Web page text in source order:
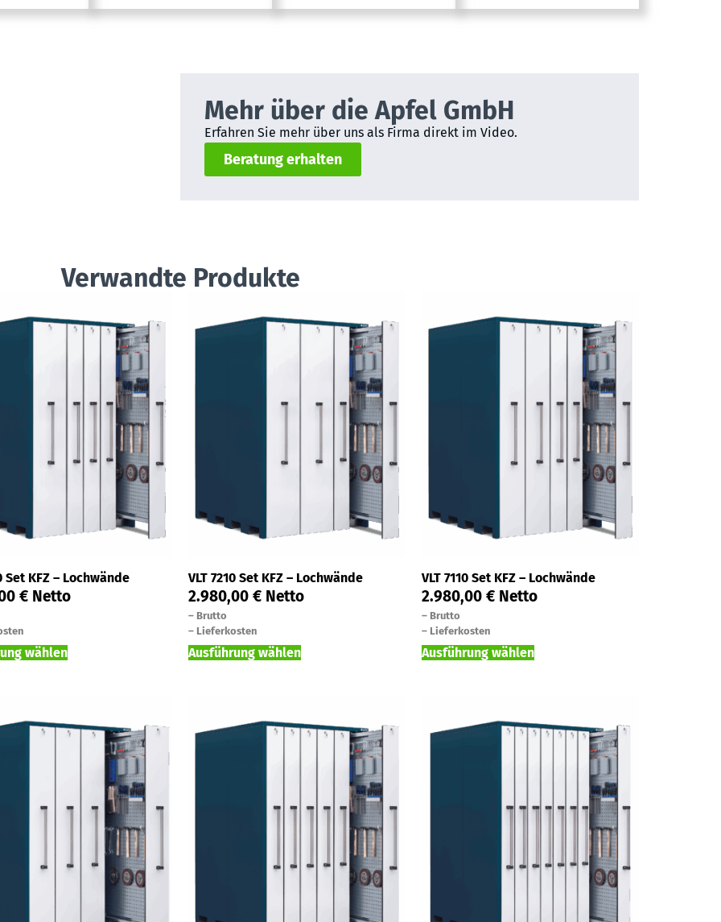
Mehr über die Apfel GmbH
Erfahren Sie mehr über uns als Firma direkt im Video.
Beratung erhalten
Verwandte Produkte
Set KFZ – Lochwände
€ Netto
wählen
VLT 7210 Set KFZ – Lochwände
2.980,00 € Netto
– Brutto
– Lieferkosten
Ausführung wählen
VLT 7110 Set KFZ – Lochwände
2.980,00 € Netto
– Brutto
– Lieferkosten
Ausführung wählen